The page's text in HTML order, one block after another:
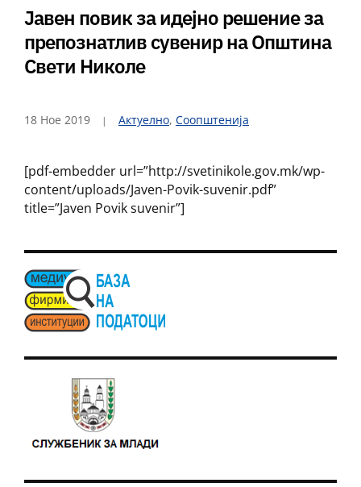
Јавен повик за идејно решение за
препознатлив сувенир на Општина
Свети Николе
18 Ное 2019 Актуелно, Соопштенија
[pdf-embedder url=”http://svetinikole.gov.mk/wp-
content/uploads/Javen-Povik-suvenir.pdf”
title=”Javen Povik suvenir”]